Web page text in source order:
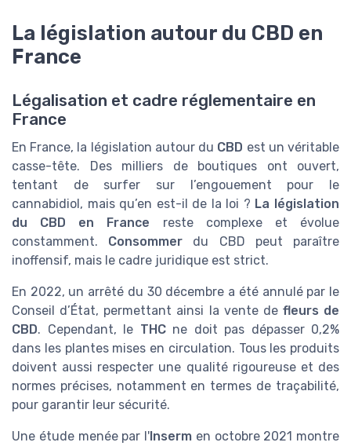
La législation autour du CBD en
France
Légalisation et cadre réglementaire en
France
En France, la législation autour du CBD est un véritable
casse-tête. Des milliers de boutiques ont ouvert,
tentant de surfer sur l’engouement pour le
cannabidiol, mais qu’en est-il de la loi ? La législation
du CBD en France reste complexe et évolue
constamment. Consommer du CBD peut paraître
inoffensif, mais le cadre juridique est strict.
En 2022, un arrêté du 30 décembre a été annulé par le
Conseil d’État, permettant ainsi la vente de fleurs de
CBD. Cependant, le THCne doit pas dépasser 0,2%
dans les plantes mises en circulation. Tous les produits
doivent aussi respecter une qualité rigoureuse et des
normes précises, notamment en termes de traçabilité,
pour garantir leur sécurité.
Une étude menée par l'Inserm en octobre 2021 montre